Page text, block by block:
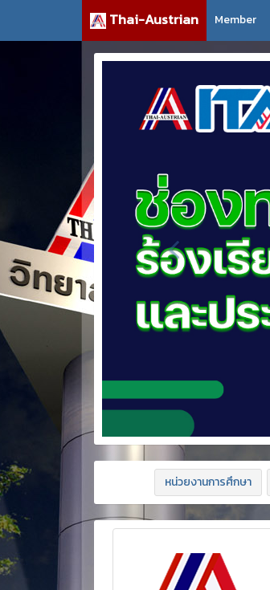
Thai-Austrian Member
หน่วยงานการศึกษา